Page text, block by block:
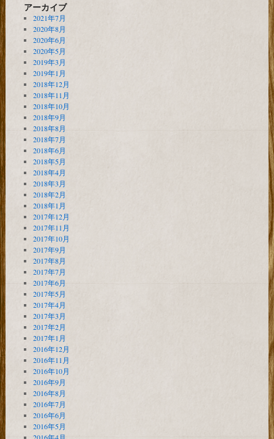
アーカイブ
2021年7月
2020年8月
2020年6月
2020年5月
2019年3月
2019年1月
2018年12月
2018年11月
2018年10月
2018年9月
2018年8月
2018年7月
2018年6月
2018年5月
2018年4月
2018年3月
2018年2月
2018年1月
2017年12月
2017年11月
2017年10月
2017年9月
2017年8月
2017年7月
2017年6月
2017年5月
2017年4月
2017年3月
2017年2月
2017年1月
2016年12月
2016年11月
2016年10月
2016年9月
2016年8月
2016年7月
2016年6月
2016年5月